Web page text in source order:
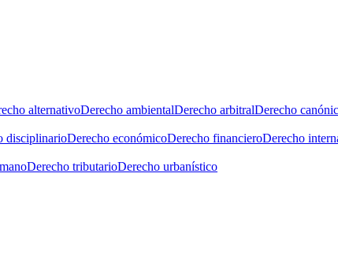
alternativoDerecho ambientalDerecho arbitralDerecho
disciplinarioDerecho económicoDerecho financieroDerecho
Derecho tributarioDerecho urbanístico